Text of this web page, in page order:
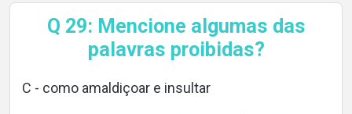
Q 29: Mencione algumas das
palavras proibidas?
C - como amaldiçoar e insultar